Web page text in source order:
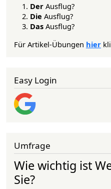
Der Ausflug?
Die Ausflug?
Das Ausflug?
Für Artikel-Übungen hier
Easy Login
Umfrage
Wie wichtig ist
Sie?